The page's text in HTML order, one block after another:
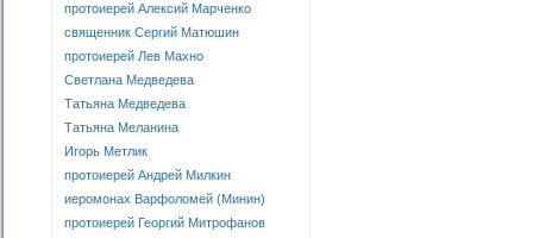
протоиерей Алексий Марченко
священник Сергий Матюшин
протоиерей Лев Махно
Светлана Медведева
Татьяна Медведева
Татьяна Меланина
Игорь Метлик
протоиерей Андрей Милкин
иеромонах Варфоломей (Минин)
протоиерей Георгий Митрофанов